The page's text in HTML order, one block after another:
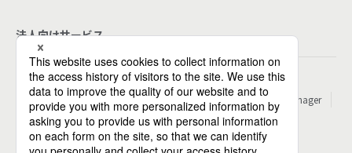
法人向けサービス
その他
パーソルのRPA
ワークスイッチコンサルティング
HITO-Manager
MITERAS
ポスタス Reskilling Camp StepBase